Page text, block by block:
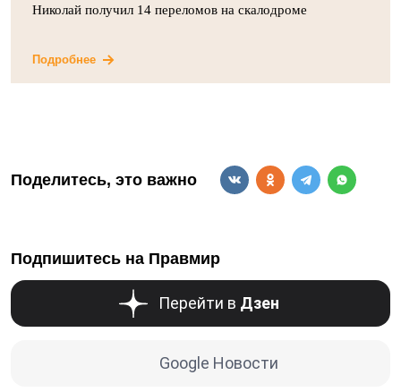
Николай получил 14 переломов на скалодроме
Подробнее
Поделитесь, это важно
Подпишитесь на Правмир
Перейти в Дзен
Google Новости